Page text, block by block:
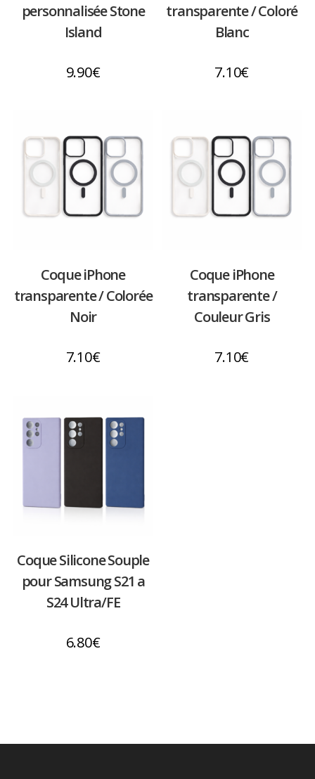
personnalisée Stone
Island
9.90€
transparente / Coloré
Blanc
7.10€
Coque iPhone
transparente / Colorée
Noir
7.10€
Coque iPhone
transparente /
Couleur Gris
7.10€
Coque Silicone Souple
pour Samsung S21 a
S24 Ultra/FE
6.80€